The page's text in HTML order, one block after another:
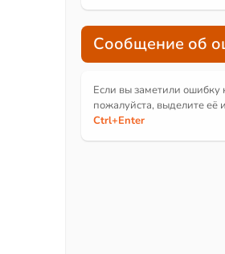
Сообщение об
Если вы заметили ошибку
пожалуйста, выделите её и
Ctrl+Enter